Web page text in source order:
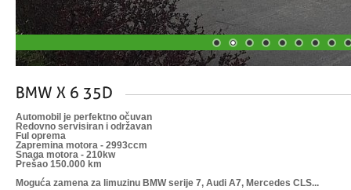
Automobil je perfektno očuvan
Redovno servisiran i održavan
Ful oprema
Zapremina motora - 2993ccm
Snaga motora - 210kw
Prešao 150.000 km
Moguća zamena za limuzinu BMW serije 7, Audi A7, Mercedes CLS...